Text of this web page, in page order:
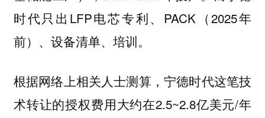
时代只出LFP电芯专利、PACK（2025年
前）、设备清单、培训。
根据网络上相关人士测算，宁德时代这笔技
术转让的授权费用大约在2.5~2.8亿美元/年